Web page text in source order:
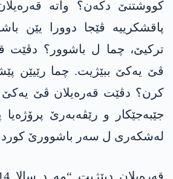
کووشتنێ دکەن؟ واتە
پاقشکرییە ڤێجا دوورا یێن
ترکیێ، چما ل باشوور؟ دڤێت
ڤێ یەکێ ببێژیت. چما رێیێن
کرن؟ دڤێت قەرەیلان ڤێ یەکێ
جێبەجێکار و رێڤەبەرێ
لەشکەری ل سەر باشوورێ